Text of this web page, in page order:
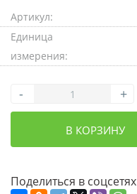
Артикул:
Единица
измерения:
- +
В КОРЗИНУ
Поделиться в